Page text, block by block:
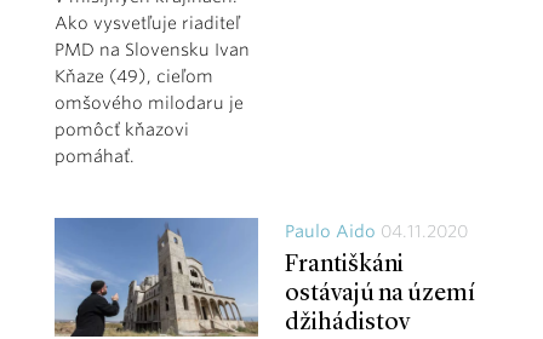
Ako vysvetľuje riaditeľ
PMD na Slovensku Ivan
Kňaze (49), cieľom
omšového milodaru je
pomôcť kňazovi
pomáhať.
Paulo Aido 04.11.2020
Františkáni
ostávajú na území
džihádistov